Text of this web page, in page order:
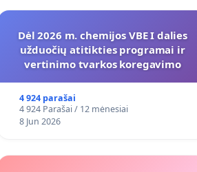
Dėl 2026 m. chemijos VBE I dalies
užduočių atitikties programai ir
vertinimo tvarkos koregavimo
4 924 parašai
4 924 Parašai / 12 mėnesiai
8 Jun 2026